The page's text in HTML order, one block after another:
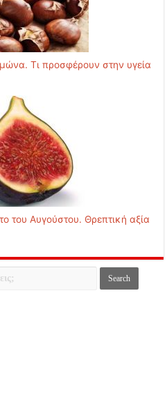
Τι προσφέρουν στην υγεία
του Αυγούστου. Θρεπτική αξία